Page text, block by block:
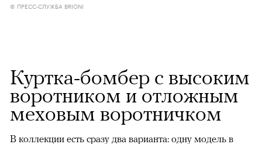
© ПРЕСС-СЛУЖБА BRIONI
Куртка-бомбер с высоким
воротником и отложным
меховым воротничком
В коллекции есть сразу два варианта: одну модель в